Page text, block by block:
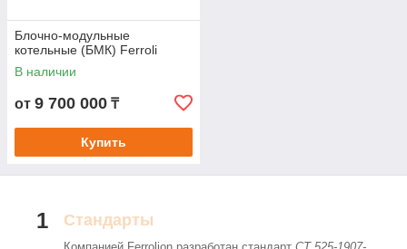
производство блочно-модульных котельных
всех уровней сложности на заказ под все ваши
отопительные нужды.
Блочно-модульные
котельные (БМК) Ferroli
В наличии
от 9 700 000 ₸
Купить
1 Стандарты